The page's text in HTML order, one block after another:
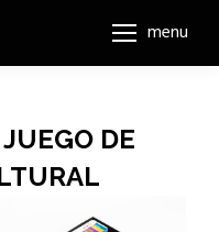
menu
DE